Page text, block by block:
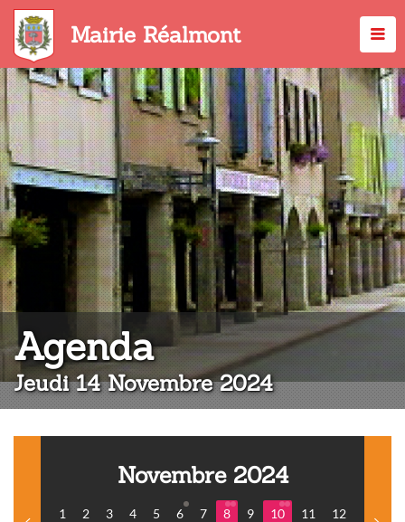
Aller
contenu
principal
Mairie Réalmont
Agenda:
Jeudi 14 Novembre 2024
Novembre 2024
1 2 3 4 5 6 7 8 9 10 11
12